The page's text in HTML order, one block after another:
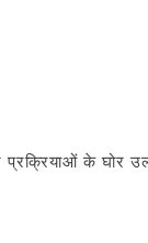
प्रक्रियाओं के घोर